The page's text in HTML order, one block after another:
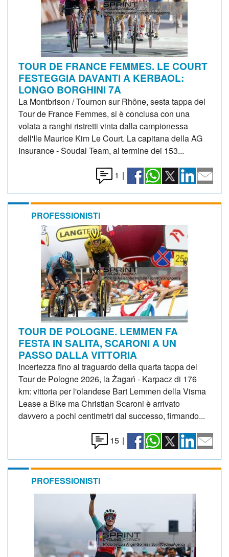
TOUR DE FRANCE FEMMES. LE COURT
FESTEGGIA DAVANTI A KERBAOL:
LONGO BORGHINI 7A
La Montbrison / Tournon sur Rhône, sesta tappa del
Tour de France Femmes, si è conclusa con una
volata a ranghi ristretti vinta dalla campionessa
dell'Ile Maurice Kim Le Court. La capitana della AG
Insurance - Soudal Team, al termine dei 153...
1 |
PROFESSIONISTI
TOUR DE POLOGNE. LEMMEN FA
FESTA IN SALITA, SCARONI A UN
PASSO DALLA VITTORIA
Incertezza fino al traguardo della quarta tappa del
Tour de Pologne 2026, la Żagań - Karpacz di 176
km: vittoria per l'olandese Bart Lemmen della Visma
Lease a Bike ma Christian Scaroni è arrivato
davvero a pochi centimetri dal successo, firmando...
15 |
PROFESSIONISTI